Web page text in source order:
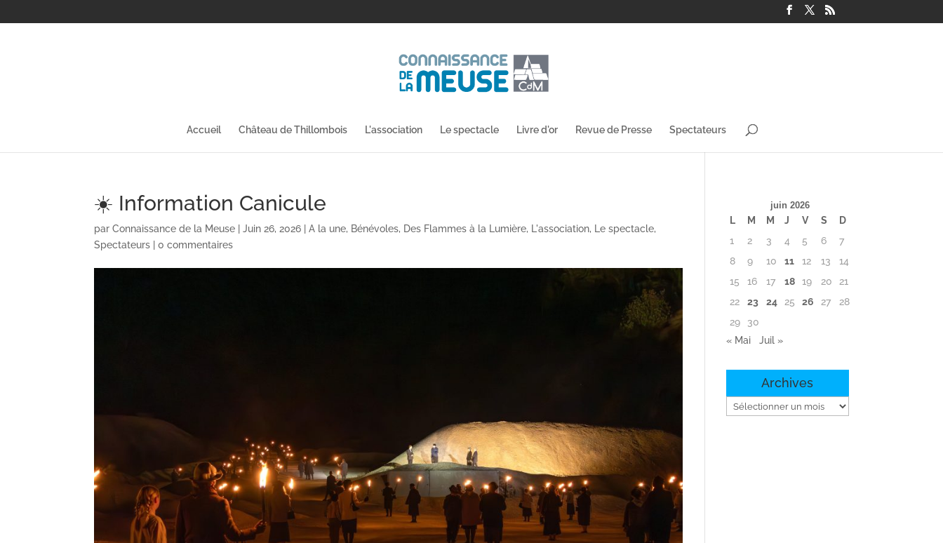
Accueil Château de Thillombois L'association Le spectacle Livre d'or Revue de Presse Spectateurs
☀️ Information Canicule
parConnaissance de la Meuse |Juin 26, 2026 |A la une, Bénévoles, Des Flammes à la Lumière, L'association, Le spectacle,
Spectateurs |0 commentaires
juin 2026
L M M J V S
D
1
2 3 4 5 6
7
8
9 10 11 12 13
14
15
16 17 18 19 20
21
22
23 24 25 26 27
28
29
30
« Mai
Juil »
Archives
Archives